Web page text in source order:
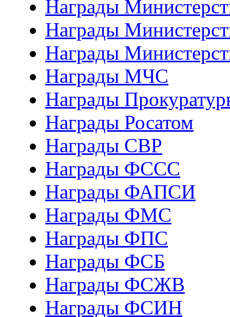
Награды
Награды
Награды
Награды МЧС
Награды
Награды Росатом
Награды СВР
Награды ФCСС
Награды ФАПСИ
Награды ФМС
Награды ФПС
Награды ФСБ
Награды ФСЖВ
Награды ФСИН